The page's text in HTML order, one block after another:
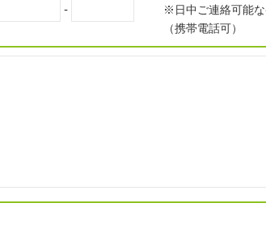
-
※日中ご連絡可能な
（携帯電話可）